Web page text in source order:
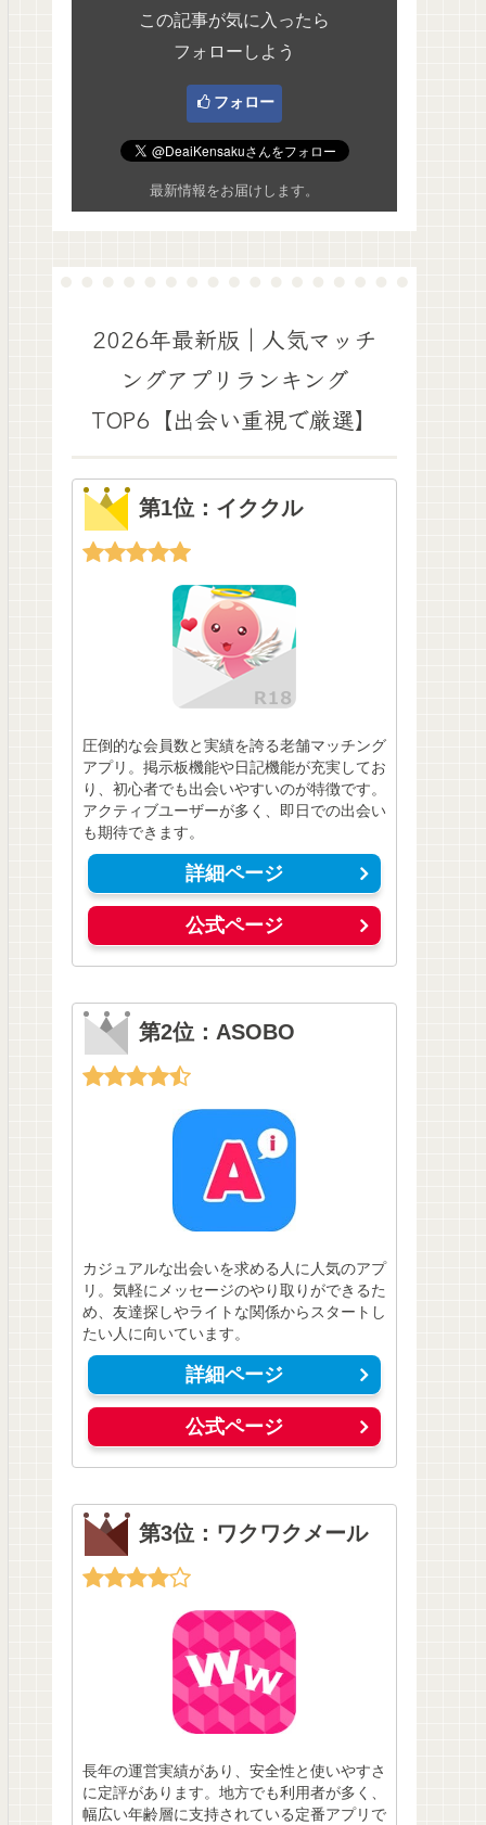
この記事が気に入ったら
フォローしよう
フォロー
最新情報をお届けします。
2026年最新版｜人気マッチ
ングアプリランキング
TOP6【出会い重視で厳選】
第1位：イククル
圧倒的な会員数と実績を誇る老舗マッチング
アプリ。掲示板機能や日記機能が充実してお
り、初心者でも出会いやすいのが特徴です。
アクティブユーザーが多く、即日での出会い
も期待できます。
詳細ページ
公式ページ
第2位：ASOBO
カジュアルな出会いを求める人に人気のアプ
リ。気軽にメッセージのやり取りができるた
め、友達探しやライトな関係からスタートし
たい人に向いています。
詳細ページ
公式ページ
第3位：ワクワクメール
長年の運営実績があり、安全性と使いやすさ
に定評があります。地方でも利用者が多く、
幅広い年齢層に支持されている定番アプリで